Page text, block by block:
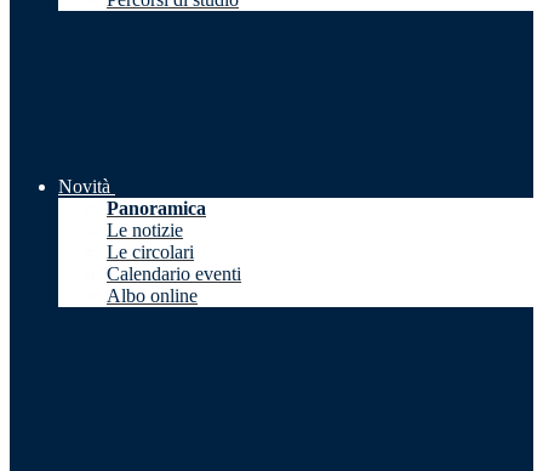
Novità
Panoramica
Le notizie
Le circolari
Calendario eventi
Albo online